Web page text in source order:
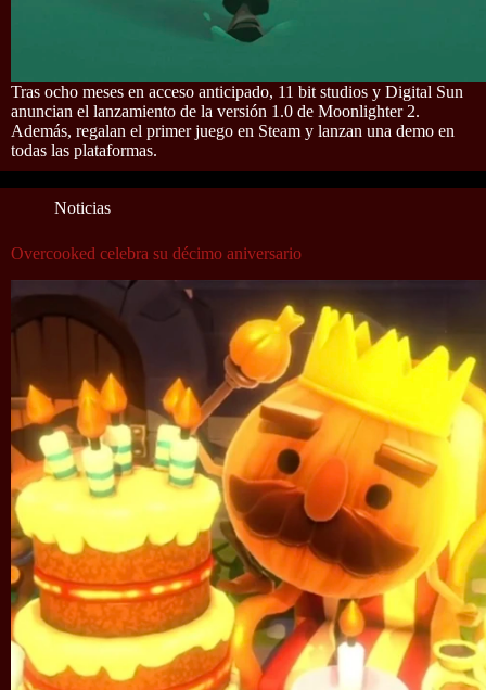
Tras ocho meses en acceso anticipado, 11 bit studios y Digital Sun
anuncian el lanzamiento de la versión 1.0 de Moonlighter 2.
Además, regalan el primer juego en Steam y lanzan una demo en
todas las plataformas.
Noticias
Overcooked celebra su décimo aniversario